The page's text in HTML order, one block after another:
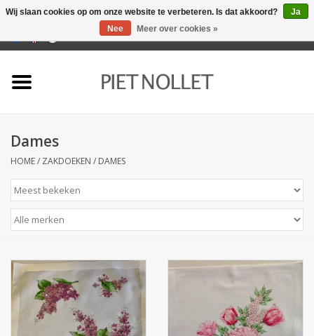
Badlinnen
Bedlinnen
Tafellinnen
Keukenlinnen
Sokken
Dames
HOME/ ZAKDOEKEN / DAMES
Wij slaan cookies op om onze website te verbeteren. Is dat akkoord?
Ja
Nee
Meer over cookies »